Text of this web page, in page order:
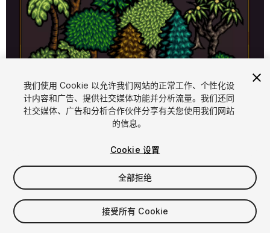
1/5
$12
增值税将在结算时计算
我们使用 Cookie 以允许我们网站的正常工作、个性化设
计内容和广告、提供社交媒体功能并分析流量。我们还同
社交媒体、广告和分析合作伙伴分享有关您使用我们网站
的信息。
Cookie 设置
全部拒绝
接受所有 Cookie